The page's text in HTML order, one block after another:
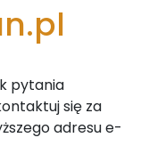
pytania
się za
adresu e-